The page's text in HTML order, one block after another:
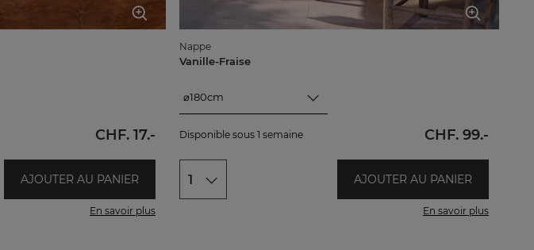
CHF. 17.-
AJOUTER AU PANIER
En savoir plus
Nappe
Vanille-Fraise
⌀180cm
⌀180cm
⌀160cm
Disponible sous 1 semaine CHF. 99.-
1 AJOUTER AU PANIER
En savoir plus